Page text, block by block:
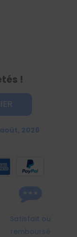
!
2026
Satisfait ou
remboursé